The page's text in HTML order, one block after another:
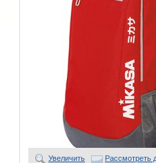
Увеличить Рассмотреть